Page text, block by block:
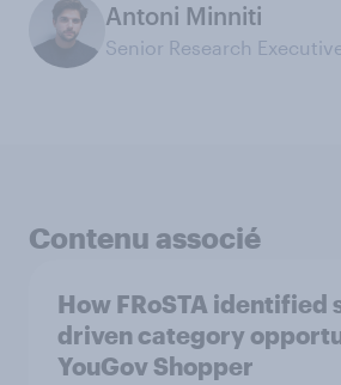
Antoni Minniti
Senior Research
Contenu associé
How FRoSTA identified
driven category
YouGov Shopper